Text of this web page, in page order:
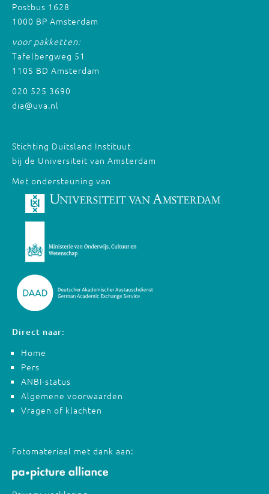
Postbus 1628
1000 BP Amsterdam
voor pakketten:
Tafelbergweg 51
1105 BD Amsterdam
020 525 3690
dia@uva.nl
Stichting Duitsland Instituut
bij de Universiteit van Amsterdam
Met ondersteuning van
Direct naar:
Home
Pers
ANBI-status
Algemene voorwaarden
Vragen of klachten
Fotomateriaal met dank aan: